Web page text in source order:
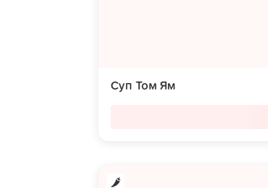
Суп Том Ям